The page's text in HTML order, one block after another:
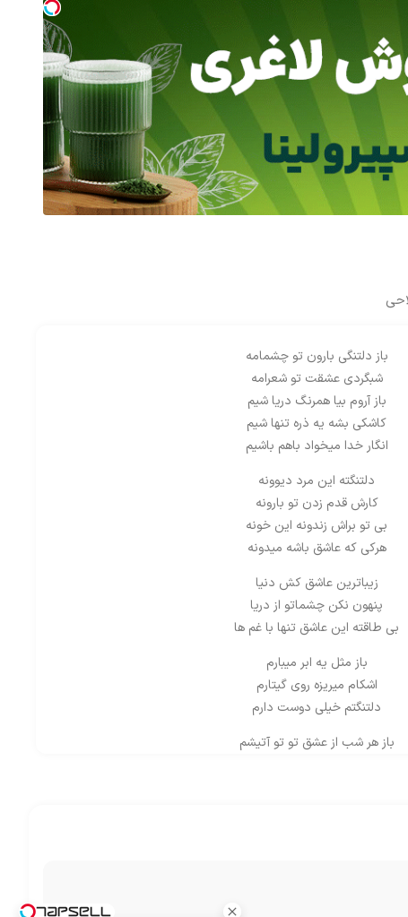
باز دلتنگی بارون تو چشمامه
شبگردی عشقت تو شعرامه
باز آروم بیا همرنگ دریا شیم
کاشکی بشه یه ذره تنها شیم
انگار خدا میخواد باهم باشیم
دلتنگته این مرد دیوونه
کارش قدم زدن تو بارونه
بی تو براش زندونه این خونه
هرکی که عاشق باشه میدونه
زیباترین عاشق کش دنیا
پنهون نکن چشماتو از دریا
بی طاقته این عاشق تنها با غم ها
باز مثل یه ابر میبارم
اشکام میریزه روی گیتارم
دلتنگتم خیلی دوست دارم
باز هر شب از عشق تو تو آتیشم